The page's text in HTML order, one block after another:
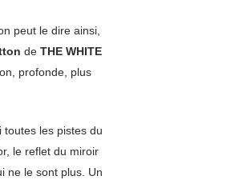
peut le dire ainsi,
deTHE WHITE
profonde, plus
toutes les pistes du
le reflet du miroir
ne le sont plus. Un